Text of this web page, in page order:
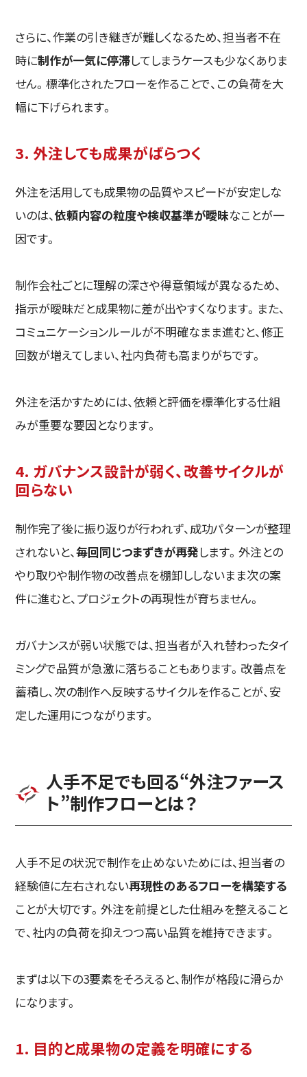
さらに、作業の引き継ぎが難しくなるため、担当者不在
時に制作が一気に停滞してしまうケースも少なくありま
せん。標準化されたフローを作ることで、この負荷を大
幅に下げられます。
3. 外注しても成果がばらつく
外注を活用しても成果物の品質やスピードが安定しな
いのは、依頼内容の粒度や検収基準が曖昧なことが一
因です。
制作会社ごとに理解の深さや得意領域が異なるため、
指示が曖昧だと成果物に差が出やすくなります。また、
コミュニケーションルールが不明確なまま進むと、修正
回数が増えてしまい、社内負荷も高まりがちです。
外注を活かすためには、依頼と評価を標準化する仕組
みが重要な要因となります。
4. ガバナンス設計が弱く、改善サイクルが
回らない
制作完了後に振り返りが行われず、成功パターンが整理
されないと、毎回同じつまずきが再発します。外注との
やり取りや制作物の改善点を棚卸ししないまま次の案
件に進むと、プロジェクトの再現性が育ちません。
ガバナンスが弱い状態では、担当者が入れ替わったタイ
ミングで品質が急激に落ちることもあります。改善点を
蓄積し、次の制作へ反映するサイクルを作ることが、安
定した運用につながります。
人手不足でも回る“外注ファース
ト”制作フローとは？
人手不足の状況で制作を止めないためには、担当者の
経験値に左右されない再現性のあるフローを構築する
ことが大切です。外注を前提とした仕組みを整えること
で、社内の負荷を抑えつつ高い品質を維持できます。
まずは以下の3要素をそろえると、制作が格段に滑らか
になります。
1. 目的と成果物の定義を明確にする